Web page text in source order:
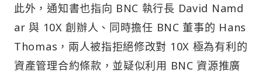
此外，通知書也指向 BNC 執行長 David Namd
ar 與 10X 創辦人、同時擔任 BNC 董事的 Hans
Thomas，兩人被指拒絕修改對 10X 極為有利的
資產管理合約條款，並疑似利用 BNC 資源推廣